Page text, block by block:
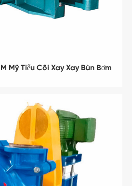
Mỹ Tiểu Cối Xay Xay Bùn Bơm